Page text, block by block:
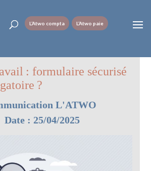
L’Atwo compta L’Atwo paie
: formulaire sécurisé
?
L'ATWO
Date : 25/04/2025